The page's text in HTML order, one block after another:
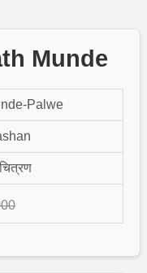
Munde
Palwe